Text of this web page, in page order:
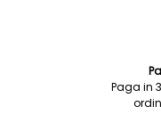
Paga in